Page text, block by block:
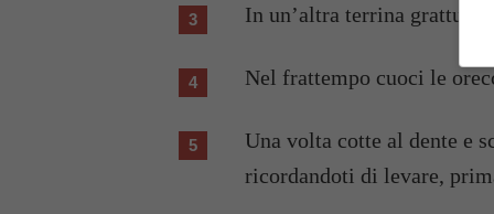
In un’altra terrina
Nel frattempo cuoci le
Una volta cotte al dente e scolate versale sui pomodorini marinati,
ricordandoti di levare,